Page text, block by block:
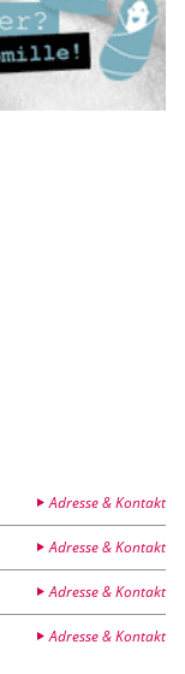
Adresse & Kontakt
Adresse & Kontakt
Adresse & Kontakt
Adresse & Kontakt